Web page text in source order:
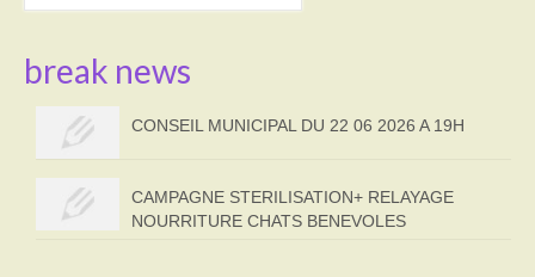
break news
CONSEIL MUNICIPAL DU 22 06 2026 A 19H
CAMPAGNE STERILISATION+ RELAYAGE
NOURRITURE CHATS BENEVOLES